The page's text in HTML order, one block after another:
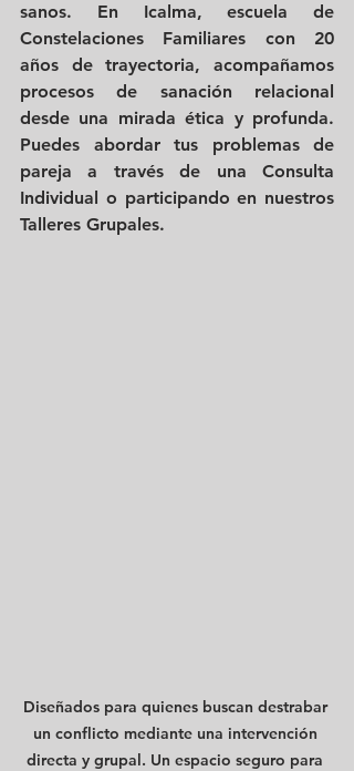
sanos. En Icalma, escuela de
Constelaciones Familiares con 20
años de trayectoria, acompañamos
procesos de sanación relacional
desde una mirada ética y profunda.
Puedes abordar tus problemas de
pareja a través de una Consulta
Individual o participando en nuestros
Talleres Grupales.
Diseñados para quienes buscan destrabar
un conflicto mediante una intervención
directa y grupal. Un espacio seguro para